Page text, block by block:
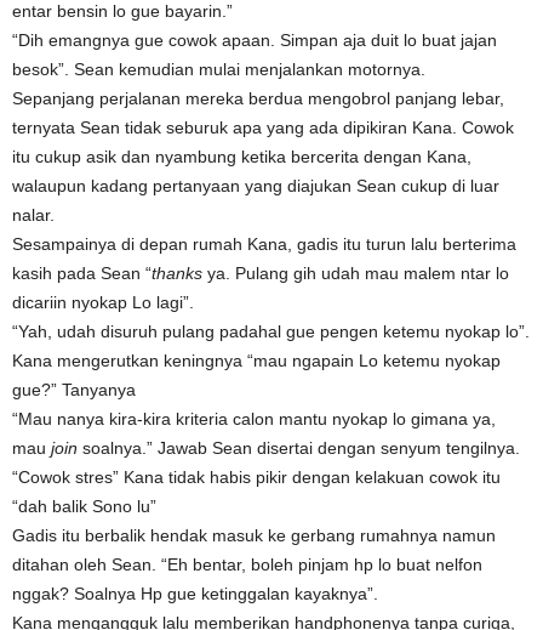
entar bensin lo gue bayarin.”
“Dih emangnya gue cowok apaan. Simpan aja duit lo buat jajan
besok”. Sean kemudian mulai menjalankan motornya.
Sepanjang perjalanan mereka berdua mengobrol panjang lebar,
ternyata Sean tidak seburuk apa yang ada dipikiran Kana. Cowok
itu cukup asik dan nyambung ketika bercerita dengan Kana,
walaupun kadang pertanyaan yang diajukan Sean cukup di luar
nalar.
Sesampainya di depan rumah Kana, gadis itu turun lalu berterima
kasih pada Sean “thanks ya. Pulang gih udah mau malem ntar lo
dicariin nyokap Lo lagi”.
“Yah, udah disuruh pulang padahal gue pengen ketemu nyokap lo”.
Kana mengerutkan keningnya “mau ngapain Lo ketemu nyokap
gue?” Tanyanya
“Mau nanya kira-kira kriteria calon mantu nyokap lo gimana ya,
mau join soalnya.” Jawab Sean disertai dengan senyum tengilnya.
“Cowok stres” Kana tidak habis pikir dengan kelakuan cowok itu
“dah balik Sono lu”
Gadis itu berbalik hendak masuk ke gerbang rumahnya namun
ditahan oleh Sean. “Eh bentar, boleh pinjam hp lo buat nelfon
nggak? Soalnya Hp gue ketinggalan kayaknya”.
Kana mengangguk lalu memberikan handphonenya tanpa curiga,